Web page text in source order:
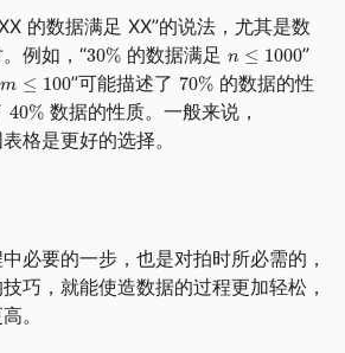
的数据满足 XX”的说法，尤其是数
例如，“
的数据满足
”
”可能描述了
的数据的性
数据的性质。一般来说，
格是更好的选择。
必要的一步，也是对拍时所必需的，
巧，就能使造数据的过程更加轻松，
。